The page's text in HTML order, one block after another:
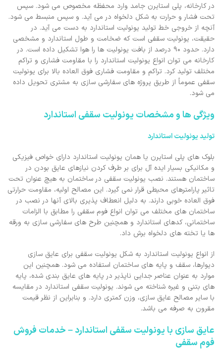
در کارخانه، پلی استایرن جامد وارد محفظه مخصوص می شود. سپس
تحت فشار و حرارت به شکل دلخواه در می آید. و سپس منبسط می شود.
آنچه از خروجی خط تولید یونولیت استاندارد به دست می آید. در
حقیقت، یونولیت سقفی است که ضخامت و طول استاندارد و مشخصی
دارد. حدود ۹۰ درصد از بافت یونولیت ها را هوا تشکیل داده است. در
کارخانه می توان انواع یونولیت استاندارد را با مقاومت فشاری و تراکم
مختلف تولید کرد. تراکم و مقاومت فشاری فوق العاده بالا برای یونولیت
سقفی عموماً از طریق پروژه های سفارشی سازی به مشتری تحویل داده
می شود.
ویژگی ها و مشخصات یونولیت سقفی استاندارد
تولید یونولیت استاندارد
بلوک های پلی استایرن یا همان یونولیت استاندارد دارای خواص فیزیکی
و مکانیکی بسیار ایده آل برای بر طرف کردن نیازهای عایق بودن در
ساختمان هستند. نصب یونولیت سقفی در ساختمان به هیچ عنوان تحت
تاثیر پارامترهای محیطی قرار نمی گیرد. این مصالح اولیه، مقاومت حرارتی
فوق العاده خوبی دارند. به دلیل انعطاف پذیری بالای آنها در نصب در
ساختمان های مختلف می توان انواع فوم سقفی را مطابق با الزامات
ساختمانی، کدهای استاندارد و همچنین طرح های سفارشی سازی به ورقه
ها یا تخته های دلخواه برش داد.
از انواع یونولیت استاندارد به شکل یونولیت سقفی برای عایق سازی
دیوارها، سقف و پایه های ساختمان استفاده می شود. همچنین این
موارد به عنوان عناصر جدایی ناپذیر در پایه های عایق بندی شده، پایه
های بتنی و غیره شناخته می شوند. یونولیت سقفی استاندارد در مقایسه
با سایر مصالح عایق سازی، وزن کمتری دارد. و بنابراین از نظر قیمت
مقرون به صرفه می باشد.
عایق سازی با یونولیت سقفی استاندارد – خدمات فروش
فوم سقفی